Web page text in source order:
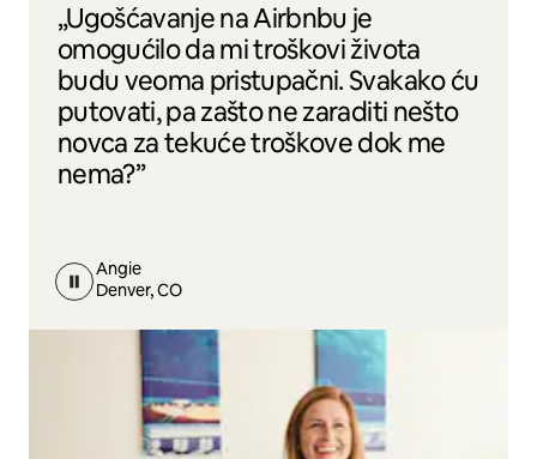
„Ugošćavanje na Airbnbu je
omogućilo da mi troškovi života
budu veoma pristupačni. Svakako ću
putovati, pa zašto ne zaraditi nešto
novca za tekuće troškove dok me
nema?”
Angie
Denver, CO